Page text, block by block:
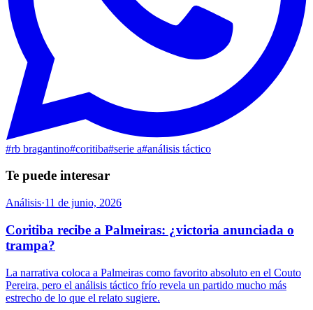
#rb bragantino#coritiba#serie a#análisis táctico
Te puede interesar
Análisis·11 de junio, 2026
Coritiba recibe a Palmeiras: ¿victoria anunciada o
trampa?
La narrativa coloca a Palmeiras como favorito absoluto en el Couto
Pereira, pero el análisis táctico frío revela un partido mucho más
estrecho de lo que el relato sugiere.